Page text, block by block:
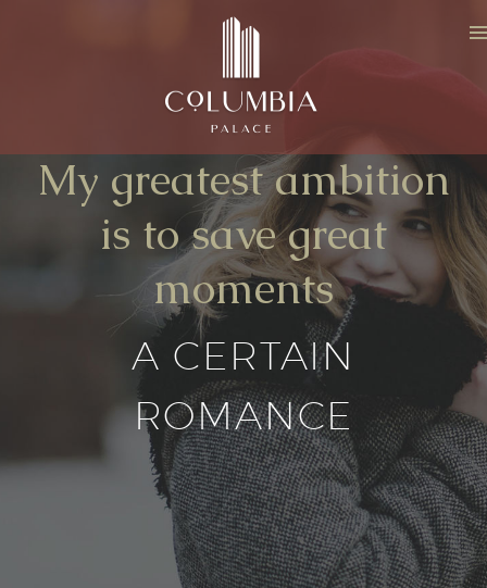
My greatest ambition
is to save great
moments
A CERTAIN
ROMANCE